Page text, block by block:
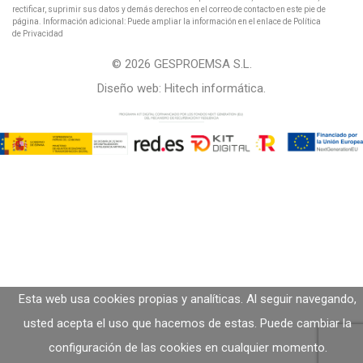
rectificar, suprimir sus datos y demás derechos en el correo de contacto en este pie de
página. Información adicional: Puede ampliar la información en el enlace de Política
de Privacidad
© 2026 GESPROEMSA S.L.
Diseño web: Hitech informática.
Esta web usa cookies propias y analíticas. Al seguir navegando,
usted acepta el uso que hacemos de estas. Puede cambiar la
configuración de las cookies en cualquier momento.